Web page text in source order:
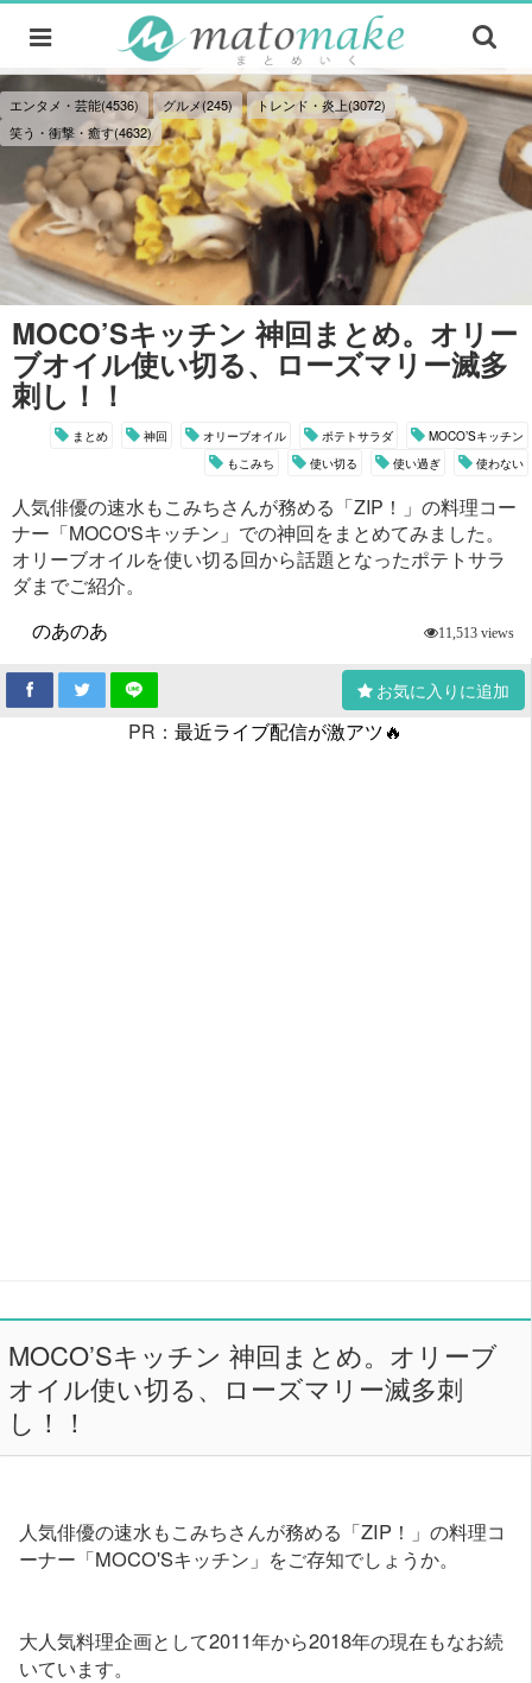
エンタメ・芸能(4536) グルメ(245)
トレンド・炎上(3072)
笑う・衝撃・癒す(4632)
MOCO’Sキッチン 神回まとめ。オリー
ブオイル使い切る、ローズマリー滅多
刺し！！
まとめ 神回 オリーブオイル ポテトサラダ
MOCO’Sキッチン
もこみち
使い切る 使い過ぎ 使わない
人気俳優の速水もこみちさんが務める「ZIP！」の料理コー
ナー「MOCO'Sキッチン」での神回をまとめてみました。
オリーブオイルを使い切る回から話題となったポテトサラ
ダまでご紹介。
のあのあ
11,513 views
お気に入りに追加
PR： 最近ライブ配信が激アツ🔥
MOCO’Sキッチン 神回まとめ。オリーブ
オイル使い切る、ローズマリー滅多刺
し！！
人気俳優の速水もこみちさんが務める「ZIP！」の料理コ
ーナー「MOCO'Sキッチン」をご存知でしょうか。
大人気料理企画として2011年から2018年の現在もなお続
いています。